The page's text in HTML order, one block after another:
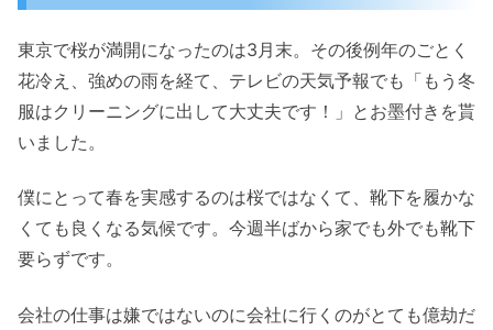
東京で桜が満開になったのは3月末。その後例年のごとく
花冷え、強めの雨を経て、テレビの天気予報でも「もう冬
服はクリーニングに出して大丈夫です！」とお墨付きを貰
いました。
僕にとって春を実感するのは桜ではなくて、靴下を履かな
くても良くなる気候です。今週半ばから家でも外でも靴下
要らずです。
会社の仕事は嫌ではないのに会社に行くのがとても億劫だ